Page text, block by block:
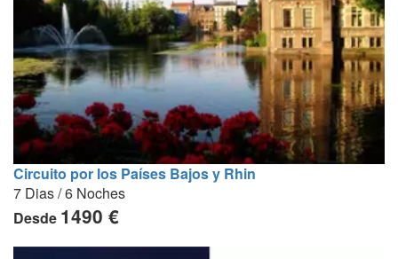
Circuito por los Países Bajos y Rhin
7 Dias / 6 Noches
Desde 1490 €